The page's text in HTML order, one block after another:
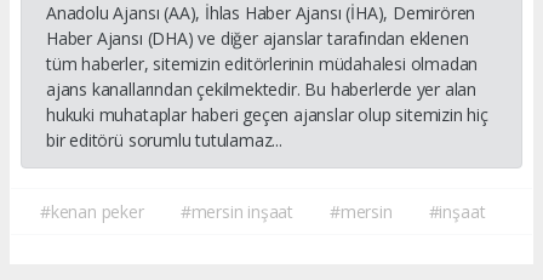
Anadolu Ajansı (AA), İhlas Haber Ajansı (İHA), Demirören
Haber Ajansı (DHA) ve diğer ajanslar tarafından eklenen
tüm haberler, sitemizin editörlerinin müdahalesi olmadan
ajans kanallarından çekilmektedir. Bu haberlerde yer alan
hukuki muhataplar haberi geçen ajanslar olup sitemizin hiç
bir editörü sorumlu tutulamaz...
#kenan peker #mersin inşaat #mersin #inşaat